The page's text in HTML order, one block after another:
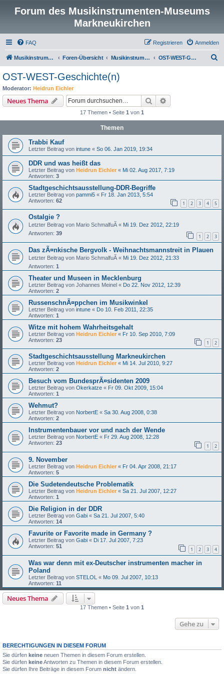
Forum des Musikinstrumenten-Museums
Markneukirchen
FAQ Anmelden
Registrieren
Musikinstrumenten-Museum Foren-Übersicht Musikinstrumentenmuseum Markneukirchen OST-WEST-Geschichte(n)
OST-WEST-Geschichte(n)
Moderator: Heidrun Eichler
Neues Thema Suche
17 Themen • Seite 1 von 1
Themen
Trabbi Kauf
Letzter Beitrag von intune « So 06. Jan 2019, 19:34
DDR und was heißt das
Letzter Beitrag von Heidrun Eichler « Mi 02. Aug 2017, 7:19
Antworten: 3
Stadtgeschichtsausstellung-DDR-Begriffe
Letzter Beitrag von pammi5 « Fr 18. Jan 2013, 5:54
Antworten: 62 1 2 3 4 5
Ostalgie ?
Letzter Beitrag von Mario SchmalfuÃ « Mi 19. Dez 2012, 22:19
Antworten: 39 1 2 3
Das zÃ¤nkische Bergvolk - Weihnachtsmannstreit in Plauen
Letzter Beitrag von Mario SchmalfuÃ « Mi 19. Dez 2012, 21:33
Antworten: 1
Theater und Museen in Mecklenburg
Letzter Beitrag von Johannes Meinel « Do 22. Nov 2012, 12:39
Antworten: 2
RussenschnÃ¤ppchen im Musikwinkel
Letzter Beitrag von intune « Do 10. Feb 2011, 22:35
Antworten: 1
Witze mit hohem Wahrheitsgehalt
Letzter Beitrag von Heidrun Eichler « Fr 10. Sep 2010, 7:09
Antworten: 23 1 2
Stadtgeschichtsausstellung Markneukirchen
Letzter Beitrag von Heidrun Eichler « Mi 14. Jul 2010, 9:27
Antworten: 2
Besuch vom BundesprÃ¤sidenten 2009
Letzter Beitrag von Okerkatze « Fr 09. Okt 2009, 15:04
Antworten: 1
Wehmut?
Letzter Beitrag von NorbertE « Sa 30. Aug 2008, 0:38
Antworten: 2
Instrumentenbauer vor und nach der Wende
Letzter Beitrag von NorbertE « Fr 29. Aug 2008, 12:28
Antworten: 23 1 2
9. November
Letzter Beitrag von Heidrun Eichler « Fr 04. Apr 2008, 21:17
Antworten: 5
Die Sudetendeutsche Problematik
Letzter Beitrag von Heidrun Eichler « Sa 21. Jul 2007, 12:27
Antworten: 1
Die Religion in der DDR
Letzter Beitrag von Gabi « Sa 21. Jul 2007, 5:40
Antworten: 14
Favurite or Favorite made in Germany ?
Letzter Beitrag von Gabi « Di 17. Jul 2007, 7:23
Antworten: 51 1 2 3 4
Was war denn mit ex-Deutscher instrumenten macher in
Poland
Letzter Beitrag von STELOL « Mo 09. Jul 2007, 10:13
Antworten: 11
Neues Thema
17 Themen • Seite 1 von 1
Gehe zu
BERECHTIGUNGEN IN DIESEM FORUM
Sie dürfen keine neuen Themen in diesem Forum erstellen.
Sie dürfen keineAntworten zu Themen in diesem Forum erstellen.
Sie dürfen Ihre Beiträge in diesem Forum nicht ändern.